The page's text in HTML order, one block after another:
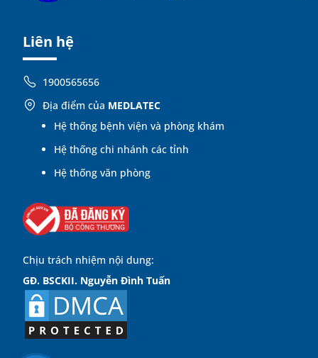
Liên hệ
1900565656
Địa điểm của MEDLATEC
Hệ thống bệnh viện và phòng khám
Hệ thống chi nhánh các tỉnh
Hệ thống văn phòng
Chịu trách nhiệm nội dung:
GĐ. BSCKII. Nguyễn Đình Tuấn